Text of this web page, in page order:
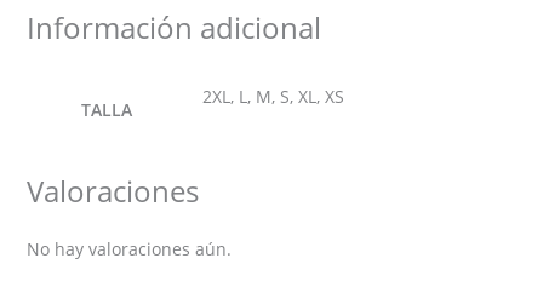
Información adicional
TALLA
2XL, L, M, S, XL, XS
Valoraciones
No hay valoraciones aún.